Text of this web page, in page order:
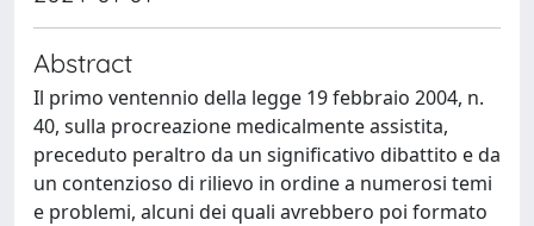
Abstract
Il primo ventennio della legge 19 febbraio 2004, n.
40, sulla procreazione medicalmente assistita,
preceduto peraltro da un significativo dibattito e da
un contenzioso di rilievo in ordine a numerosi temi
e problemi, alcuni dei quali avrebbero poi formato